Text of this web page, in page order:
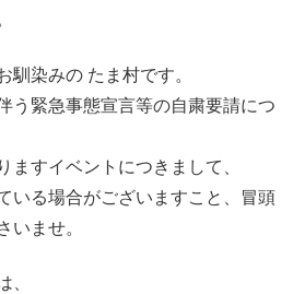
馴染みの たま村です。
う緊急事態宣言等の自粛要請につ
ますイベントにつきまして、
いる場合がございますこと、冒頭
いませ。
、